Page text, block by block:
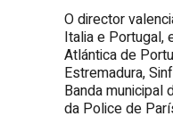
O director
Italia e Portugal,
Atlántica de
Estremadura,
Banda municipal
da Police de